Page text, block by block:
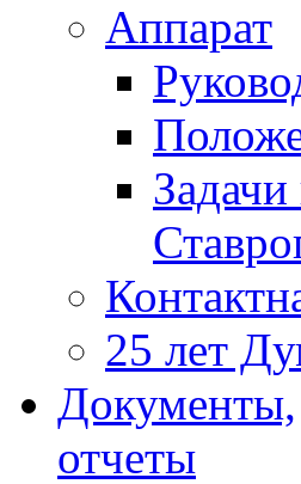
Аппарат
25 лет
Документы,
отчеты